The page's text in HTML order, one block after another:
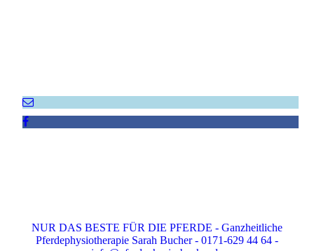
NUR DAS BESTE FÜR DIE PFERDE - Ganzheitliche
Pferdephysiotherapie Sarah Bucher - 0171-629 44 64 -